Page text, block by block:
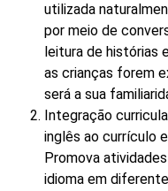
utilizada
por meio de
leitura de histórias
as crianças forem
será a sua
Integração
inglês ao currículo
Promova
idioma em